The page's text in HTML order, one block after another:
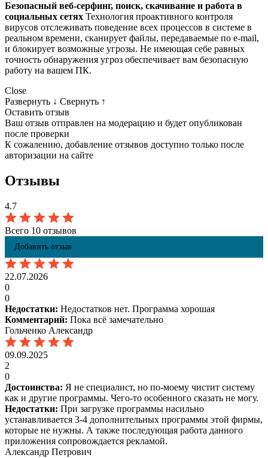
Безопасный веб-серфинг, поиск, скачивание и работа в
социальных сетях Технология проактивного контроля
вирусов отслеживать поведение всех процессов в системе в
реальном времени, сканирует файлы, передаваемые по e-mail,
и блокирует возможные угрозы. Не имеющая себе равных
точность обнаружения угроз обеспечивает вам безопасную
работу на вашем ПК.
Close
Развернуть ↓ Свернуть ↑
Оставить отзыв
Ваш отзыв отправлен на модерацию и будет опубликован
после проверки
К сожалению, добавление отзывов доступно только после
авторизации на сайте
Отзывы
4.7
Всего 10 отзывов
Добавить отзыв
22.07.2026
0
0
Недостатки: Недостатков нет. Программа хорошая
Комментарий: Пока всё замечательно
Гольченко Александр
09.09.2025
2
0
Достоинства: Я не специалист, но по-моему чистит систему
как и другие программы. Чего-то особенного сказать не могу.
Недостатки: При загрузке программы насильно
устанавливается 3-4 дополнительных программы этой фирмы,
которые не нужны. А также последующая работа данного
приложения сопровождается рекламой.
Александр Петрович